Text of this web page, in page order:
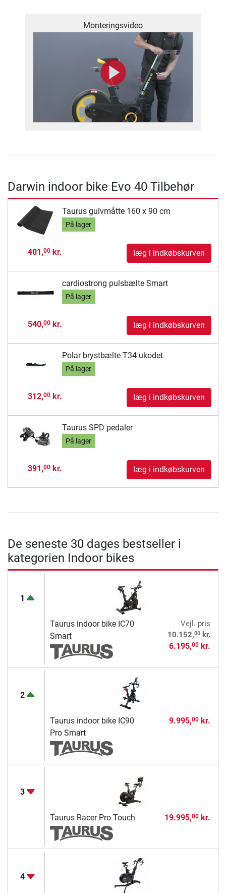
Monteringsvideo
Darwin indoor bike Evo 40 Tilbehør
Taurus gulvmåtte 160 x 90 cm
På lager
401,00kr. læg i indkøbskurven
cardiostrong pulsbælte Smart
På lager
540,00kr. læg i indkøbskurven
Polar brystbælte T34 ukodet
På lager
312,00kr. læg i indkøbskurven
Taurus SPD pedaler
På lager
391,00kr. læg i indkøbskurven
De seneste 30 dages bestseller i
kategorien Indoor bikes
1
Taurus indoor bike IC70
Smart
Vejl. pris
10.152,00kr.
6.195,00kr.
2
Taurus indoor bike IC90
Pro Smart
9.995,00kr.
3
Taurus Racer Pro Touch 19.995,00kr.
4